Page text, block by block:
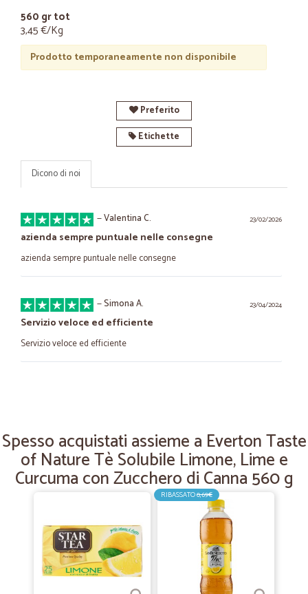
560 gr tot
3,45 €/Kg
Prodotto temporaneamente non disponibile
Preferito
Etichette
Dicono di noi
23/02/2026
—Valentina C.
azienda sempre puntuale nelle consegne
azienda sempre puntuale nelle consegne
23/04/2024
—Simona A.
Servizio veloce ed efficiente
Servizio veloce ed efficiente
04/12/2021
—Mirko T.
—Trustpilot
Consigliatissimo
Spesso acquistati assieme a Everton Taste
of Nature Tè Solubile Limone, Lime e
Curcuma con Zucchero di Canna 560 g
RIBASSATO0,69€